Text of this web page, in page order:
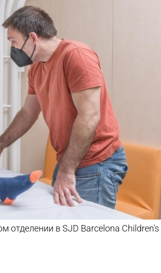
отделении в SJD Barcelona Children's